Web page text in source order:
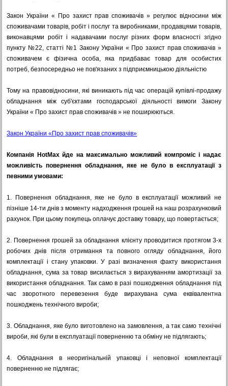
Закон України « Про захист прав споживачів » регулює відносини між
споживачами товарів, робіт і послуг та виробниками, продавцями товарів,
виконавцями робіт і надавачами послуг різних форм власності згідно
пункту №22, статті №1 Закону України « Про захист прав споживачів »
споживачем є фізична особа, яка придбаває товар для особистих
потреб, безпосередньо не пов'язаних з підприємницькою діяльністю
Тому на правовідносини, які виникають під час операцій купівлі-продажу
обладнання між суб'єктами господарської діяльності вимоги Закону
України « Про захист прав споживачів » не поширюються.
Закон України «Про захист прав споживачів»
Компанія HotMax йде на максимально можливий компроміс і надає
можливість повернення обладнання, яке не було в експлуатації з
певними умовами:
1.
Повернення обладнання, яке не було в експлуатації можливий не
пізніше 14-ти днів з моменту надходження грошей на наш розрахунковий
рахунок. При цьому покупець оплачує доставку товару, що повертається;
2. Повернення грошей за обладнання клієнту проводитися протягом 3-х
робочих днів після отримання та повного огляду обладнання, його
комплектації і стану упаковки. У разі визначення факту використання
обладнання, сума за товар висилається з вирахуванням амортизації за
використання обладнання. Так само в разі пошкодження обладнання під
час зворотного перевезення буде вирахувана сума еквівалентна
пошкоджень технічного вироби;
3. Обладнання, яке було виготовлено на замовлення, а так само технічні
вироби, які були в експлуатації поверненню та обміну не підлягають;
4.
Обладнання в неоригінальній упаковці і неповної комплектації
поверненню не підлягає;